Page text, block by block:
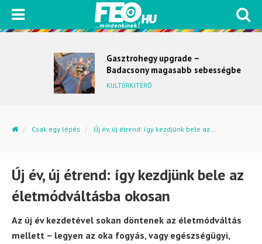
Gasztrohegy upgrade –
Badacsony magasabb sebességbe
kapcsol
KULTÚRKITÉRŐ
Csak egy lépés Új év, új étrend: így kezdjünk bele az...
Új év, új étrend: így kezdjünk bele az
életmódváltásba okosan
Az új év kezdetével sokan döntenek az életmódváltás
mellett – legyen az oka fogyás, vagy egészségügyi,